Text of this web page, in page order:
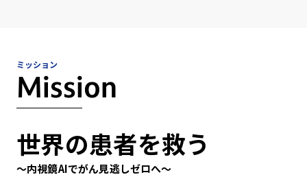
ミッション
Mission
世界の患者を救う
～内視鏡AIでがん見逃しゼロへ～